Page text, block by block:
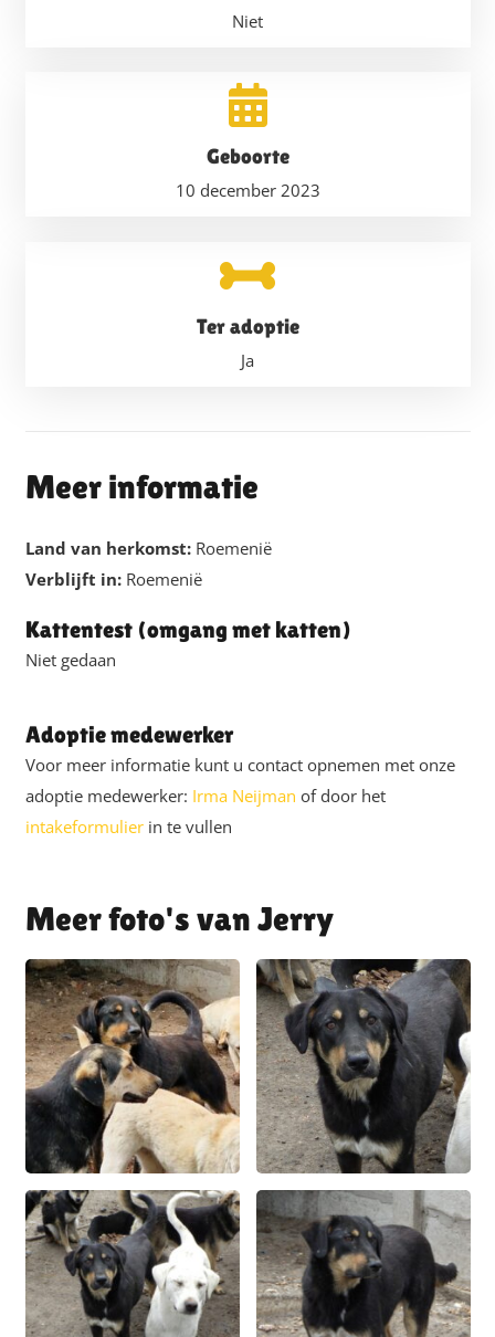
Niet
Geboorte
10 december 2023
Ter adoptie
Ja
Meer informatie
Land van herkomst: Roemenië
Verblijft in: Roemenië
Kattentest (omgang met katten)
Niet gedaan
Adoptie medewerker
Voor meer informatie kunt u contact opnemen met onze
adoptie medewerker: Irma Neijman of door het
intakeformulierin te vullen
Jerry